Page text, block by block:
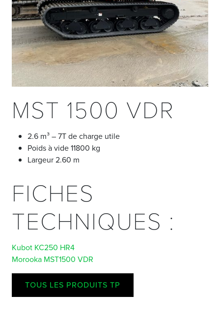
MST 1500 VDR
2.6 m³ – 7T de charge utile
Poids à vide 11800 kg
Largeur 2.60 m
FICHES
TECHNIQUES :
Kubot KC250 HR4
Morooka MST1500 VDR
TOUS LES PRODUITS TP